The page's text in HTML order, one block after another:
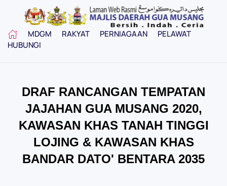
MDGM RAKYAT PERNIAGAAN
PELAWAT
HUBUNGI
DRAF RANCANGAN TEMPATAN
JAJAHAN GUA MUSANG 2020,
KAWASAN KHAS TANAH TINGGI
LOJING & KAWASAN KHAS
BANDAR DATO' BENTARA 2035